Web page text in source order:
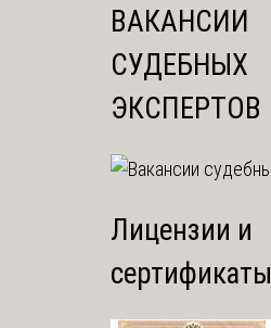
ВАКАНСИИ
СУДЕБНЫХ
ЭКСПЕРТОВ
Лицензии и
сертификаты